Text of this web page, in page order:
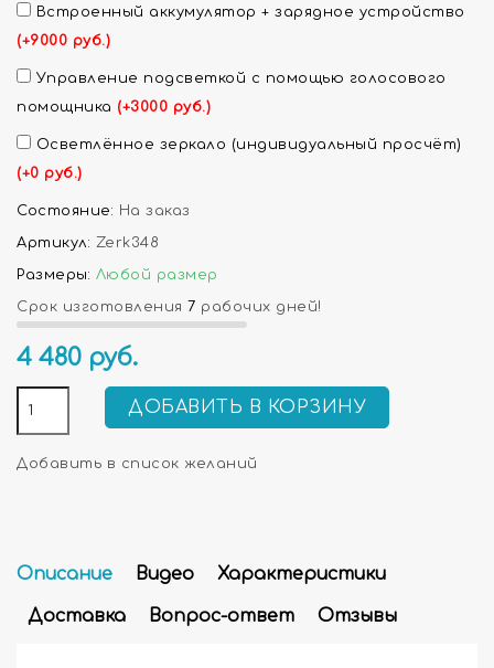
Встроенный аккумулятор + зарядное устройство
(+9000 руб.)
Управление подсветкой с помощью голосового
помощника (+3000 руб.)
Осветлённое зеркало (индивидуальный просчёт)
(+0 руб.)
Состояние: На заказ
Артикул: Zerk348
Размеры: Любой размер
Срок изготовления 7 рабочих дней!
4 480 руб.
ДОБАВИТЬ В КОРЗИНУ
Добавить в список желаний
Описание Видео Характеристики
Доставка Вопрос-ответ Отзывы